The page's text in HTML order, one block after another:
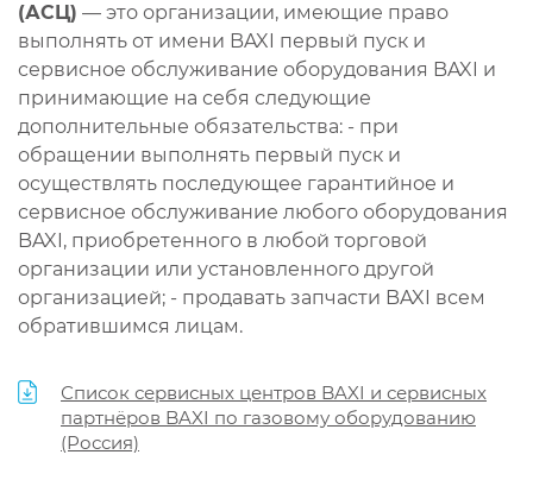
(АСЦ) — это организации, имеющие право
выполнять от имени BAXI первый пуск и
сервисное обслуживание оборудования BAXI и
принимающие на себя следующие
дополнительные обязательства: - при
обращении выполнять первый пуск и
осуществлять последующее гарантийное и
сервисное обслуживание любого оборудования
BAXI, приобретенного в любой торговой
организации или установленного другой
организацией; - продавать запчасти BAXI всем
обратившимся лицам.
Список сервисных центров BAXI и сервисных
партнёров BAXI по газовому оборудованию
(Россия)